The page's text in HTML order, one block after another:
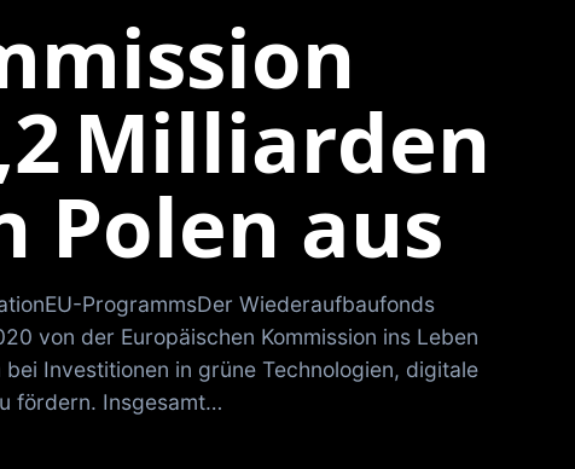
Milliarden
Polen aus
ProgrammsDer Wiederaufbaufonds
von der Europäischen Kommission ins Leben
Investitionen in grüne Technologien, digitale
fördern. Insgesamt…